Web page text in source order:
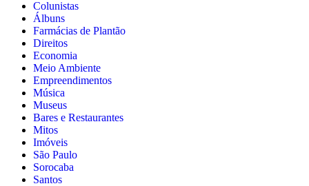
Colunistas
Álbuns
Farmácias de Plantão
Direitos
Economia
Meio Ambiente
Empreendimentos
Música
Museus
Bares e Restaurantes
Mitos
Imóveis
São Paulo
Sorocaba
Santos